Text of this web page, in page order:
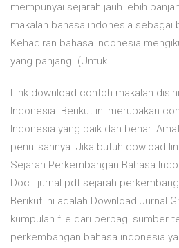
mempunyai sejarah jauh lebih
makalah bahasa indonesia sebagai
Kehadiran bahasa Indonesia
yang panjang. (Untuk
Link download contoh makalah
Indonesia. Berikut ini merupakan
Indonesia yang baik dan benar.
penulisannya. Jika butuh dowload
Sejarah Perkembangan Bahasa
Doc : jurnal pdf sejarah
Berikut ini adalah Download Jurnal
kumpulan file dari berbagi sumber
perkembangan bahasa indonesia